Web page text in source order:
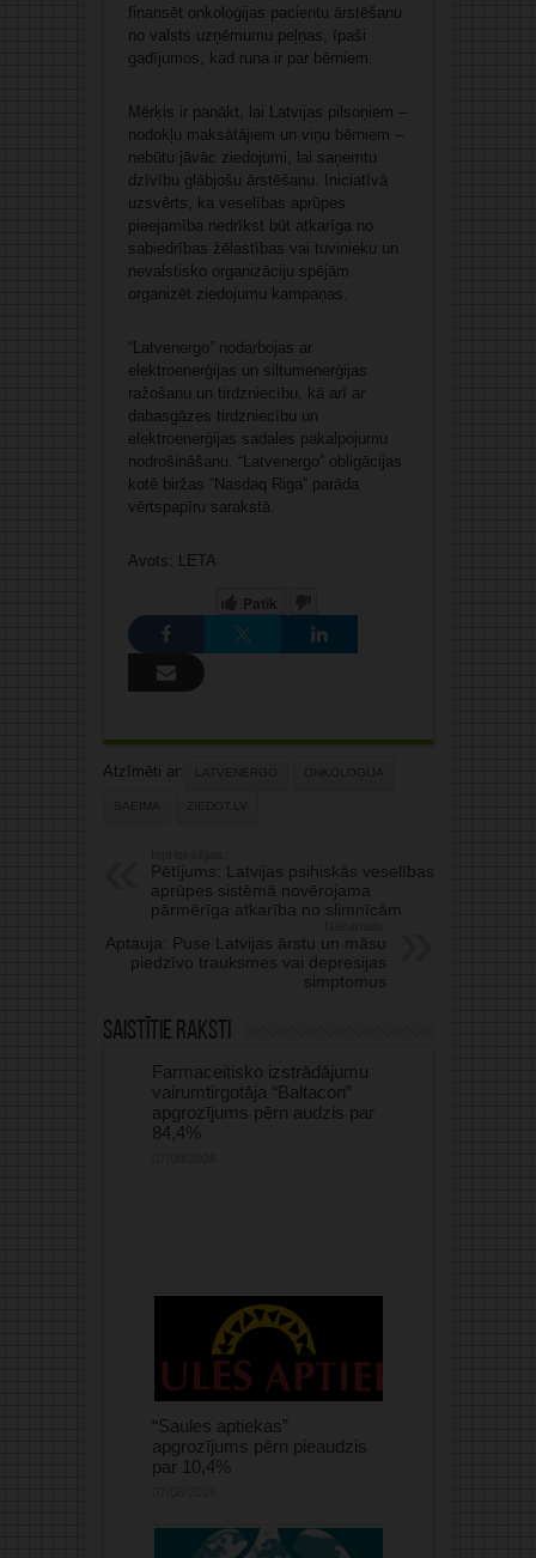
finansēt onkoloģijas pacientu ārstēšanu
no valsts uzņēmumu peļņas, īpaši
gadījumos, kad runa ir par bērniem.
Mērķis ir panākt, lai Latvijas pilsoņiem –
nodokļu maksātājiem un viņu bērniem –
nebūtu jāvāc ziedojumi, lai saņemtu
dzīvību glābjošu ārstēšanu. Iniciatīvā
uzsvērts, ka veselības aprūpes
pieejamība nedrīkst būt atkarīga no
sabiedrības žēlastības vai tuvinieku un
nevalstisko organizāciju spējām
organizēt ziedojumu kampaņas.
“Latvenergo” nodarbojas ar
elektroenerģijas un siltumenerģijas
ražošanu un tirdzniecību, kā arī ar
dabasgāzes tirdzniecību un
elektroenerģijas sadales pakalpojumu
nodrošināšanu. “Latvenergo” obligācijas
kotē biržas “Nasdaq Riga” parāda
vērtspapīru sarakstā.
Avots: LETA
Patīk
Atzīmēti ar: LATVENERGO ONKOLOĢIJA
SAEIMA ZIEDOT.LV
Pētījums: Latvijas psihiskās veselības
aprūpes sistēmā novērojama
pārmērīga atkarība no slimnīcām
Aptauja: Puse Latvijas ārstu un māsu
piedzīvo trauksmes vai depresijas
simptomus
Saistītie raksti
Farmaceitisko izstrādājumu
vairumtirgotāja “Baltacon”
apgrozījums pērn audzis par
84,4%
“Saules aptiekas”
apgrozījums pērn pieaudzis
par 10,4%